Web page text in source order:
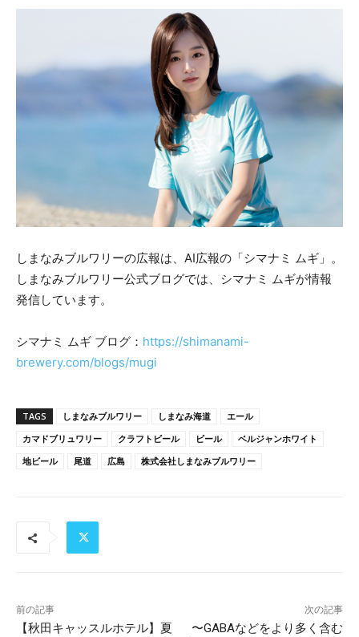
しまなみブルワリーの広報は、AI広報の「シマナミ ムギ」。
しまなみブルワリー公式ブログでは、シマナミ ムギが情報
発信しています。
シマナミ ムギ ブログ： https://shimanami-
brewery.com/blogs/mugi
TAGS しまなみブルワリー しまなみ海道
エール
カマドブリュワリー
クラフトビール ビール
ベルジャンホワイト
地ビール
尾道 広島 株式会社しまなみブルワリー
前の記事
【秋田キャッスルホテル】夏
次の記事
〜GABAなどをより多く含む